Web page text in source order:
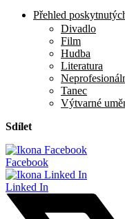
Přehled
Divadlo
Film
Hudba
Literatura
Tanec
Výtvarné
Sdílet
Facebook
Linked In